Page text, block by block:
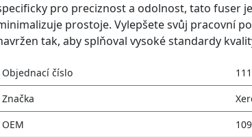
pro preciznost a odolnost, tato fuser
prostoje. Vylepšete svůj pracovní
tak, aby splňoval vysoké standardy
Objednací číslo
Značka
OEM